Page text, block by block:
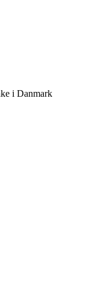
i Danmark